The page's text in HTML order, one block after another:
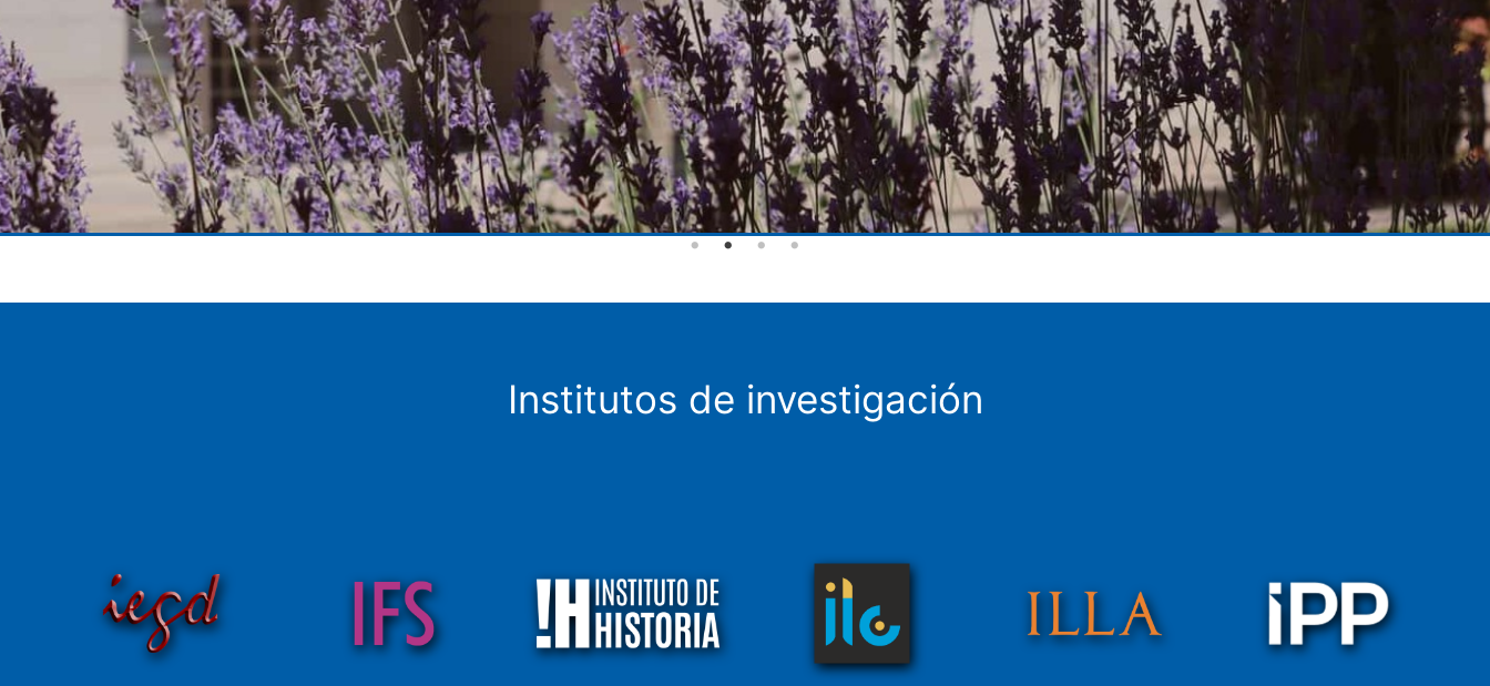
Institutos de investigación